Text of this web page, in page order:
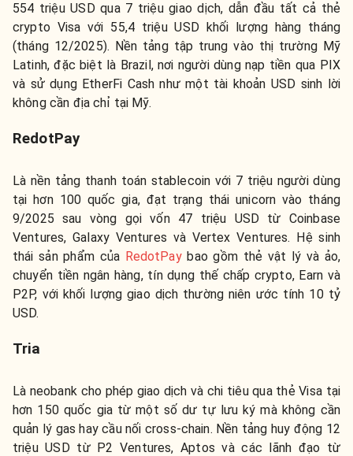
554 triệu USD qua 7 triệu giao dịch, dẫn đầu tất cả thẻ
crypto Visa với 55,4 triệu USD khối lượng hàng tháng
(tháng 12/2025). Nền tảng tập trung vào thị trường Mỹ
Latinh, đặc biệt là Brazil, nơi người dùng nạp tiền qua PIX
và sử dụng EtherFi Cash như một tài khoản USD sinh lời
không cần địa chỉ tại Mỹ.
RedotPay
Là nền tảng thanh toán stablecoin với 7 triệu người dùng
tại hơn 100 quốc gia, đạt trạng thái unicorn vào tháng
9/2025 sau vòng gọi vốn 47 triệu USD từ Coinbase
Ventures, Galaxy Ventures và Vertex Ventures. Hệ sinh
thái sản phẩm của RedotPaybao gồm thẻ vật lý và ảo,
chuyển tiền ngân hàng, tín dụng thế chấp crypto, Earn và
P2P, với khối lượng giao dịch thường niên ước tính 10 tỷ
USD.
Tria
Là neobank cho phép giao dịch và chi tiêu qua thẻ Visa tại
hơn 150 quốc gia từ một số dư tự lưu ký mà không cần
quản lý gas hay cầu nối cross-chain. Nền tảng huy động 12
triệu USD từ P2 Ventures, Aptos và các lãnh đạo từ